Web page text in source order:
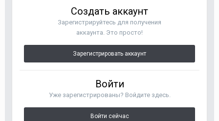
Создать аккаунт
Зарегистрируйтесь для получения
аккаунта. Это просто!
Зарегистрировать аккаунт
Войти
Уже зарегистрированы? Войдите здесь.
Войти сейчас